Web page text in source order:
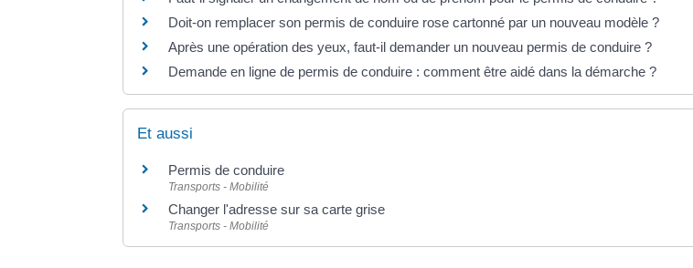
Doit-on remplacer son permis de conduire rose cartonné par un nouveau modèle ?
Après une opération des yeux, faut-il demander un nouveau permis de conduire ?
Demande en ligne de permis de conduire : comment être aidé dans la démarche ?
Et aussi
Permis de conduire
Transports - Mobilité
Changer l'adresse sur sa carte grise
Transports - Mobilité